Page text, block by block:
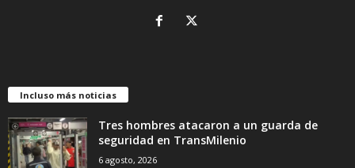
Incluso más noticias
Tres hombres atacaron a un guarda de
seguridad en TransMilenio
6 agosto, 2026